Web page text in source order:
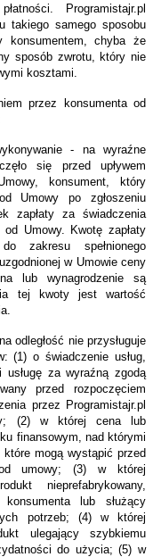
Programistajr.pl
takiego samego sposobu
konsumentem, chyba że
sposób zwrotu, który nie
kosztami.
przez konsumenta od
- na wyraźne
się przed upływem
konsument, który
Umowy po zgłoszeniu
zapłaty za świadczenia
Umowy. Kwotę zapłaty
zakresu spełnionego
w Umowie ceny
lub wynagrodzenie są
tej kwoty jest wartość
odległość nie przysługuje
(1) o świadczenie usług,
usługę za wyraźną zgodą
przed rozpoczęciem
przez Programistajr.pl
(2) w której cena lub
finansowym, nad którymi
mogą wystąpić przed
umowy; (3) w której
nieprefabrykowany,
konsumenta lub służący
potrzeb; (4) w której
ulegający szybkiemu
do użycia; (5) w